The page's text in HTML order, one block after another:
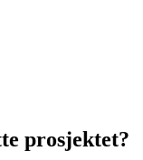
prosjektet?